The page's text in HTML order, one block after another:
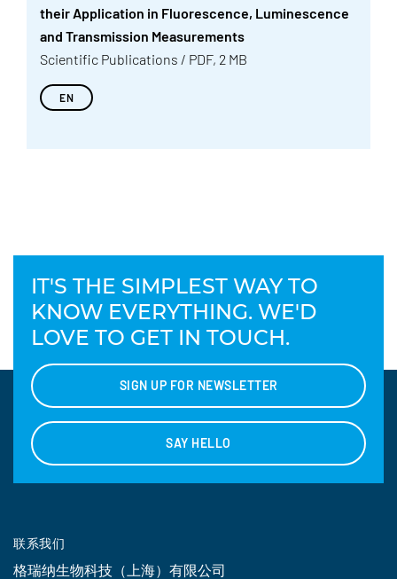
their Application in Fluorescence, Luminescence
and Transmission Measurements
Scientific Publications / PDF, 2 MB
EN
IT'S THE SIMPLEST WAY TO
KNOW EVERYTHING. WE'D
LOVE TO GET IN TOUCH.
SIGN UP FOR NEWSLETTER
SAY HELLO
联系我们
格瑞纳生物科技（上海）有限公司